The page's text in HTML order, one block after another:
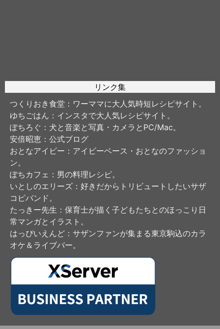
リンク集
つくりおき食堂 ：ワーママに大人気時短レシピサイト。
ゆちごはん ：インスタで大人気レシピサイト。
ぽちろぐ ：犬と音楽と写真・カメラとPC/Mac。
安倍昭恵 ：公式ブログ
おとなアイビー ：アイビーベース・おとなのファッショ
ン。
ぽちカフェ ：男の料理レシピ。
いとしのエリーズ ：好きだからトリビュートしたいサザ
コピバンド。
たっきー先生 ：保育士が描く子どもたちとのほっこり日
常マンガとイラスト。
はっぴいえんど ：サザンファンが集まる東京駒込のカラ
オケ＆ライブバー。